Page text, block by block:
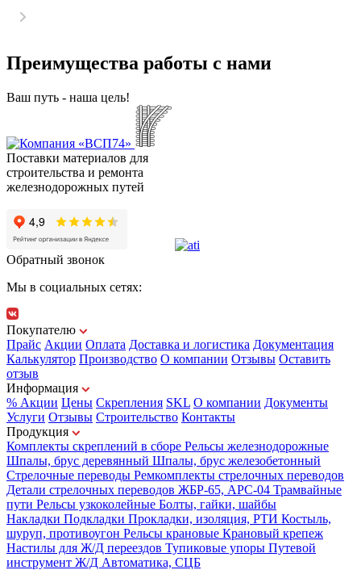
Преимущества работы с нами
Ваш путь - наша цель!
Поставки материалов для
строительства и ремонта
железнодорожных путей
Обратный звонок
Мы в социальных сетях:
Покупателю
Прайс Акции Оплата Доставка и логистика Документация
Калькулятор Производство О компании Отзывы Оставить
отзыв
Информация
% Акции Цены Скрепления SKL О компании Документы
Услуги Отзывы Строительство Контакты
Продукция
Комплекты скреплений в сборе Рельсы железнодорожные
Шпалы, брус деревянный Шпалы, брус железобетонный
Стрелочные переводы Ремкомплекты стрелочных переводов
Детали стрелочных переводов ЖБР-65, АРС-04 Трамвайные
пути Рельсы узкоколейные Болты, гайки, шайбы
Накладки Подкладки Прокладки, изоляция, РТИ Костыль,
шуруп, противоугон Рельсы крановые Крановый крепеж
Настилы для Ж/Д переездов Тупиковые упоры Путевой
инструмент Ж/Д Автоматика, СЦБ